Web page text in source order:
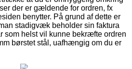
der er gældende for ordren, fx
benytter. På grund af dette er
stadigvæk beholder sin faktura
som helst vil kunne bekræfte ordren
børstet stål, uafhængig om du er